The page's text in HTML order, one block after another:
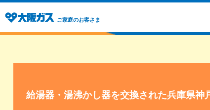
ご家庭のお客さま
給湯器・湯沸かし器を交換された兵庫県神